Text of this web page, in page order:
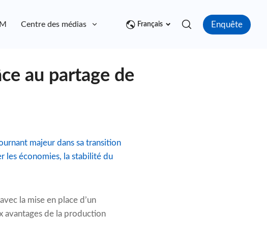
Centre des médias ContactFrançais Enquête
au partage de
majeur dans sa transition
les économies, la stabilité du
la mise en place d’un
avantages de la production